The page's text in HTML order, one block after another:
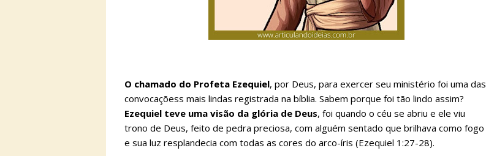
O chamado do Profeta Ezequiel, por Deus, para exercer seu ministério foi uma das
convocaçõess mais lindas registrada na bíblia. Sabem porque foi tão lindo assim?
Ezequiel teve uma visão da glória de Deus, foi quando o céu se abriu e ele viu
trono de Deus, feito de pedra preciosa, com alguém sentado que brilhava como fogo
e sua luz resplandecia com todas as cores do arco-íris (Ezequiel 1:27-28).